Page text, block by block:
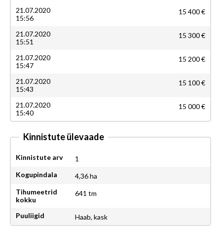
21.07.2020
15:56
15 400 €
21.07.2020
15:51
15 300 €
21.07.2020
15:47
15 200 €
21.07.2020
15:43
15 100 €
21.07.2020
15:40
15 000 €
Kinnistute ülevaade
Kinnistute arv
1
Kogupindala
4,36 ha
Tihumeetrid
kokku
641 tm
Puuliigid Haab, kask